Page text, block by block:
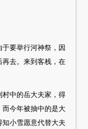
要举行河神祭，因
再去。来到客栈，在
中的岳大夫家，得
而今年被抽中的是大
小雪愿意代替大夫